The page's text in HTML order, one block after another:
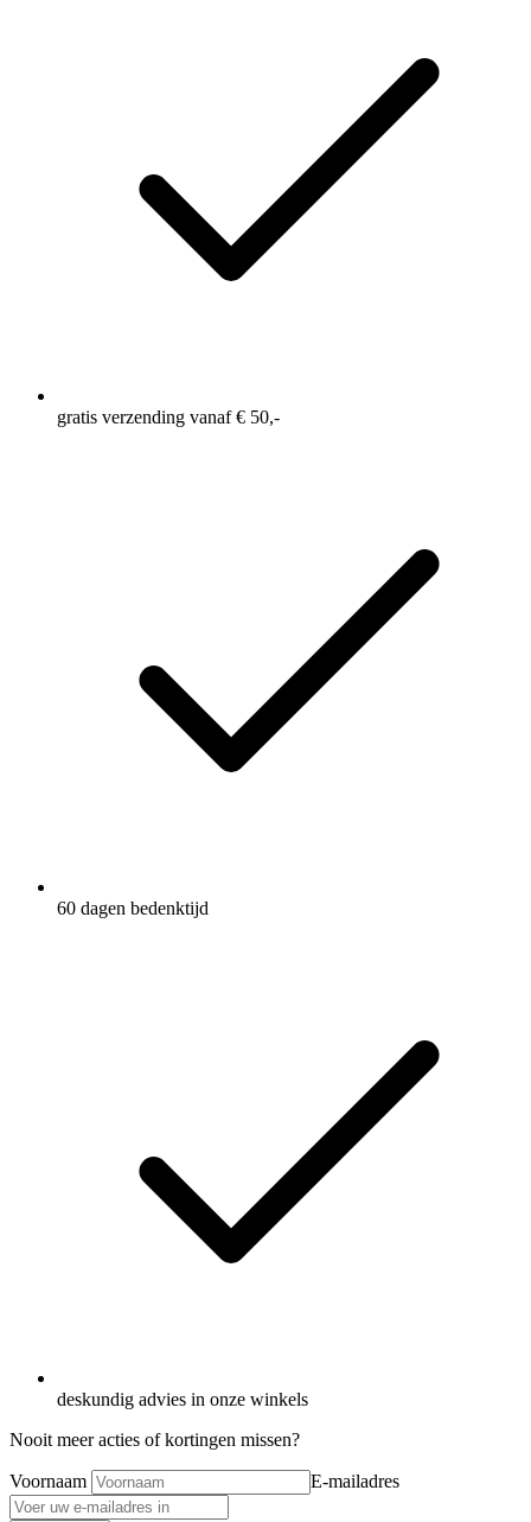
Twee steekzakken met rits op de dij, handig voor al je
Brede elastische tailleband met trekkoord voor een
Gemaakt van gerecycled polyester
Binnenbeenlengte: 9 Inch = ca 23 cm
gratis verzending vanaf € 50,-
60 dagen bedenktijd
deskundig advies in onze winkels
Nooit meer acties of kortingen missen?
Voornaam E-mailadres